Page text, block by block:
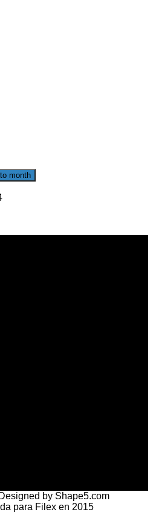
month
by Shape5.com
para Filex en 2015